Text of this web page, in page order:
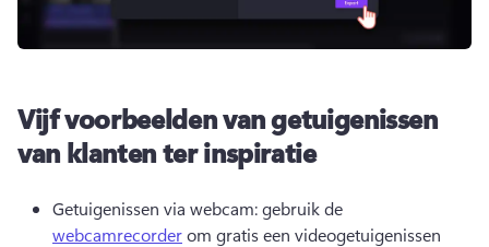
Vijf voorbeelden van getuigenissen
van klanten ter inspiratie
Getuigenissen via webcam: gebruik de
webcamrecorder om gratis een videogetuigenissen